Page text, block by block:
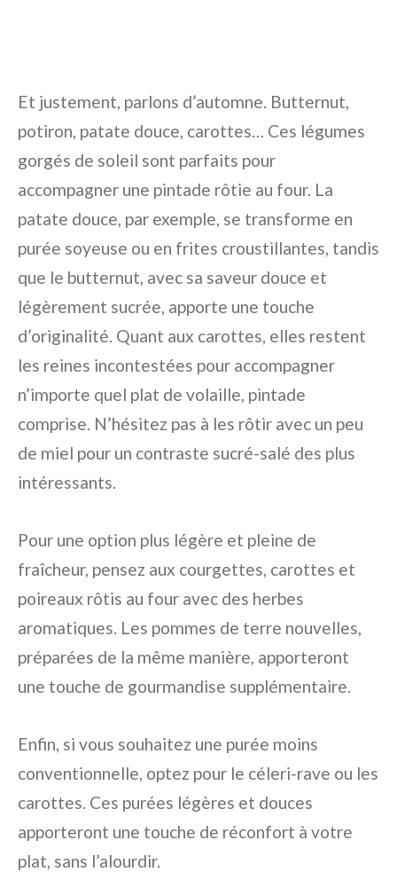
Et justement, parlons d’automne. Butternut,
potiron, patate douce, carottes… Ces légumes
gorgés de soleil sont parfaits pour
accompagner une pintade rôtie au four. La
patate douce, par exemple, se transforme en
purée soyeuse ou en frites croustillantes, tandis
que le butternut, avec sa saveur douce et
légèrement sucrée, apporte une touche
d’originalité. Quant aux carottes, elles restent
les reines incontestées pour accompagner
n’importe quel plat de volaille, pintade
comprise. N’hésitez pas à les rôtir avec un peu
de miel pour un contraste sucré-salé des plus
intéressants.
Pour une option plus légère et pleine de
fraîcheur, pensez aux courgettes, carottes et
poireaux rôtis au four avec des herbes
aromatiques. Les pommes de terre nouvelles,
préparées de la même manière, apporteront
une touche de gourmandise supplémentaire.
Enfin, si vous souhaitez une purée moins
conventionnelle, optez pour le céleri-rave ou les
carottes. Ces purées légères et douces
apporteront une touche de réconfort à votre
plat, sans l’alourdir.